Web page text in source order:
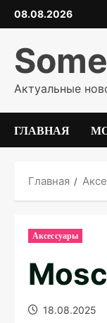
Перейти
к
содержимому
08.08.2026
Актуальные
ГЛАВНАЯ
Главная
Аксессуары
18.08.2025